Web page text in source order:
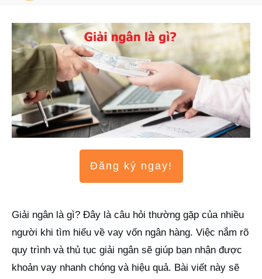
Đăng ký ngay!
Giải ngân là gì? Đây là câu hỏi thường gặp của nhiều
người khi tìm hiểu về vay vốn ngân hàng. Việc nắm rõ
quy trình và thủ tục giải ngân sẽ giúp bạn nhận được
khoản vay nhanh chóng và hiệu quả. Bài viết này sẽ